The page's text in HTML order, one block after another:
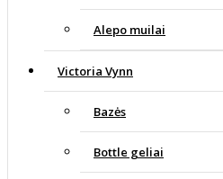
Alepo muilai
Victoria Vynn
Bazės
Bottle geliai